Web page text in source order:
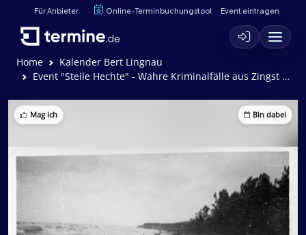
Für Anbieter Online-Terminbuchungstool Event eintragen
Home
Kalender Bert Lingnau
Event "Steile Hechte" - Wahre Kriminalfälle aus Zingst und Umgebung
Mag ich Bin dabei